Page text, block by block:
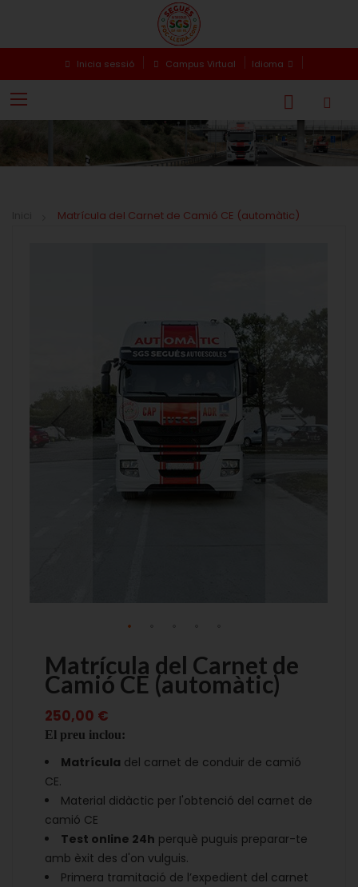
Inicia sessió Campus Virtual Idioma
Matrícula del Carnet de Camió CE (automàtic)
Matrícula del Carnet de
Camió CE (automàtic)
250,00 €
El preu inclou:
Matrícula del carnet de conduir de camió
CE.
Material didàctic per l'obtenció del carnet de
camió CE
Test online 24h perquè puguis preparar-te
amb èxit des d'on vulguis.
Primera tramitació de l’expedient del carnet